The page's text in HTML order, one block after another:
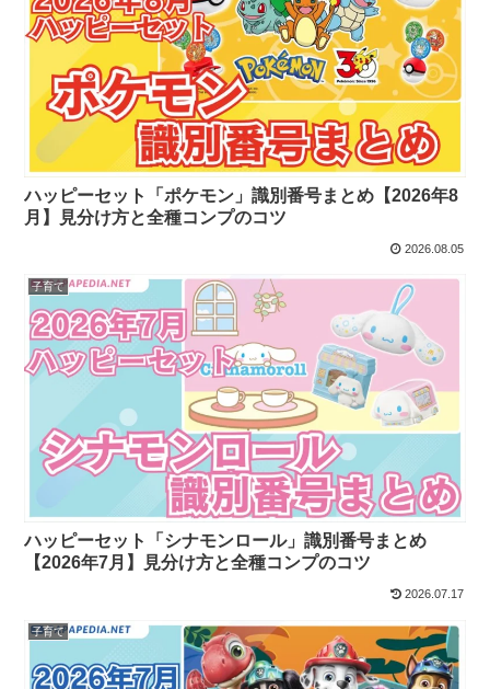
ハッピーセット「ポケモン」識別番号まとめ【2026年8
月】見分け方と全種コンプのコツ
2026.08.05
子育て
ハッピーセット「シナモンロール」識別番号まとめ
【2026年7月】見分け方と全種コンプのコツ
2026.07.17
子育て